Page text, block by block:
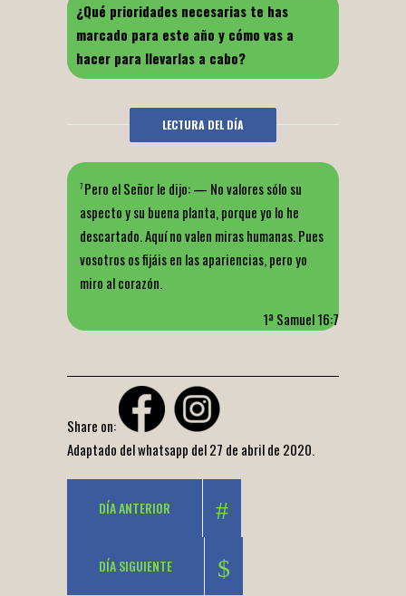
¿Qué prioridades necesarias te has
marcado para este año y cómo vas a
hacer para llevarlas a cabo?
LECTURA DEL DÍA
7 Pero el Señor le dijo:— No valores sólo su
aspecto y su buena planta, porque yo lo he
descartado. Aquí no valen miras humanas. Pues
vosotros os fijáis en las apariencias, pero yo
miro al corazón.
1ª Samuel 16:7
Share on:
Adaptado del whatsapp del 27 de abril de 2020.
DÍA ANTERIOR
DÍA SIGUIENTE